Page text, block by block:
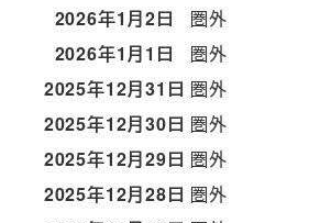
2026年1月2日
圏外
2026年1月1日
圏外
2025年12月31日 圏外
2025年12月30日 圏外
2025年12月29日 圏外
2025年12月28日 圏外